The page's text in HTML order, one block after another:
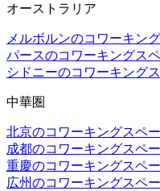
オーストラリア
メルボルンのコワーキン
パースのコワーキングス
シドニーのコワーキング
中華圏
北京のコワーキングスペ
成都のコワーキングスペ
重慶のコワーキングスペ
広州のコワーキングスペ